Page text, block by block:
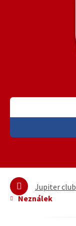
Jupiter club
Neználek